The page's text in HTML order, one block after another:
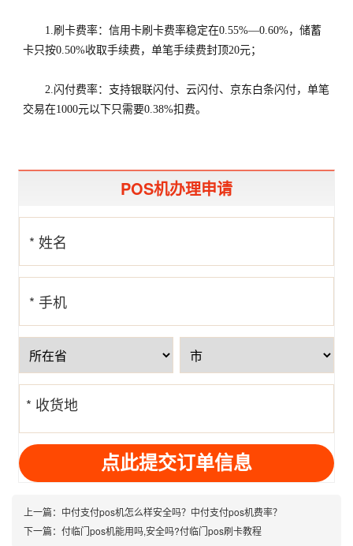
1.刷卡费率：信用卡刷卡费率稳定在0.55%—0.60%，储蓄
卡只按0.50%收取手续费，单笔手续费封顶20元；
2.闪付费率：支持银联闪付、云闪付、京东白条闪付，单笔
交易在1000元以下只需要0.38%扣费。
POS机办理申请
* 姓名
* 手机
号
* 收货地
址
上一篇： 中付支付pos机怎么样安全吗？中付支付pos机费率？
下一篇： 付临门pos机能用吗,安全吗?付临门pos刷卡教程